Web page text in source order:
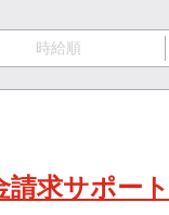
時給順
請求サポー